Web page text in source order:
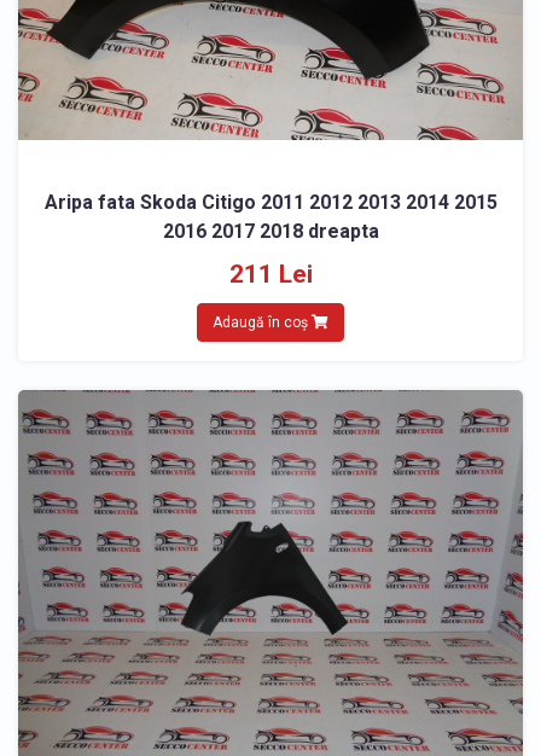
Aripa fata Skoda Citigo 2011 2012 2013 2014 2015
2016 2017 2018 dreapta
211 Lei
Adaugă în coș